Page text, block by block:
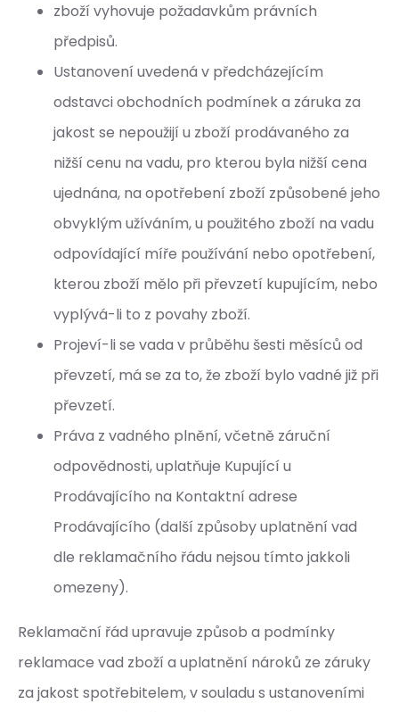
zboží vyhovuje požadavkům právních
předpisů.
Ustanovení uvedená v předcházejícím
odstavci obchodních podmínek a záruka za
jakost se nepoužijí u zboží prodávaného za
nižší cenu na vadu, pro kterou byla nižší cena
ujednána, na opotřebení zboží způsobené jeho
obvyklým užíváním, u použitého zboží na vadu
odpovídající míře používání nebo opotřebení,
kterou zboží mělo při převzetí kupujícím, nebo
vyplývá-li to z povahy zboží.
Projeví-li se vada v průběhu šesti měsíců od
převzetí, má se za to, že zboží bylo vadné již při
převzetí.
Práva z vadného plnění, včetně záruční
odpovědnosti, uplatňuje Kupující u
Prodávajícího na Kontaktní adrese
Prodávajícího (další způsoby uplatnění vad
dle reklamačního řádu nejsou tímto jakkoli
omezeny).
Reklamační řád upravuje způsob a podmínky
reklamace vad zboží a uplatnění nároků ze záruky
za jakost spotřebitelem, v souladu s ustanoveními